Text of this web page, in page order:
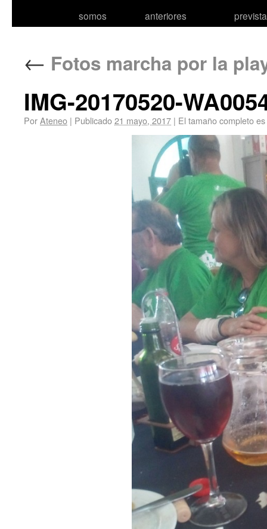
somos
anteriores
← Fotos marcha por la
IMG-20170520-
PorAteneo | Publicado21 mayo, 2017 | El tamaño completo